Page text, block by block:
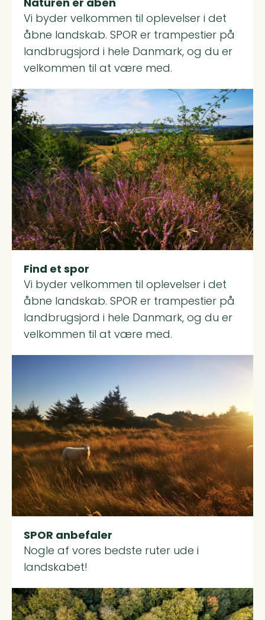
Vi byder velkommen til oplevelser i det
åbne landskab. SPOR er trampestier på
landbrugsjord i hele Danmark, og du er
velkommen til at være med.
Read more about Find et spor
Find et spor
Vi byder velkommen til oplevelser i det
åbne landskab. SPOR er trampestier på
landbrugsjord i hele Danmark, og du er
velkommen til at være med.
SPOR anbefaler
Nogle af vores bedste ruter ude i
landskabet!
Read more about Om os